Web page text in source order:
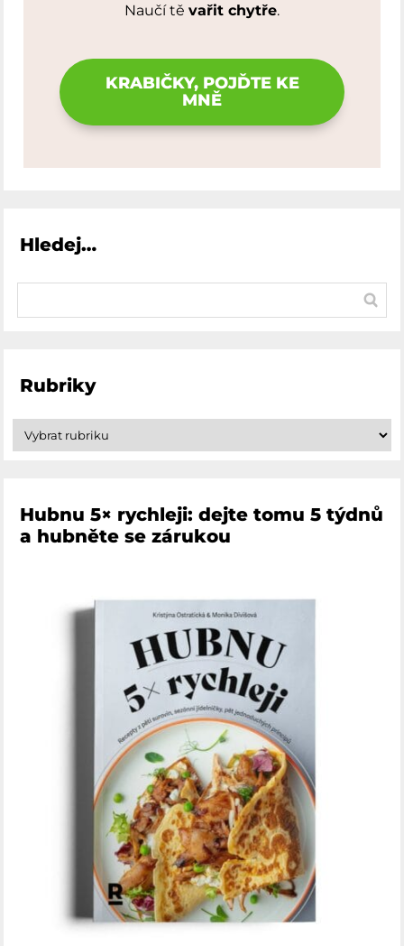
Naučí tě vařit chytře.
KRABIČKY, POJĎTE KE
MNĚ
Hledej…
Rubriky
Hubnu 5× rychleji: dejte tomu 5 týdnů
a hubněte se zárukou